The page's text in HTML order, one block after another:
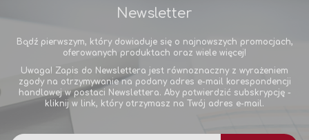
Newsletter
Bądź pierwszym, który dowiaduje się o najnowszych promocjach,
oferowanych produktach oraz wiele więcej!
Uwaga! Zapis do Newslettera jest równoznaczny z wyrażeniem
zgody na otrzymywanie na podany adres e-mail korespondencji
handlowej w postaci Newslettera. Aby potwierdzić subskrypcję -
kliknij w link, który otrzymasz na Twój adres e-mail.